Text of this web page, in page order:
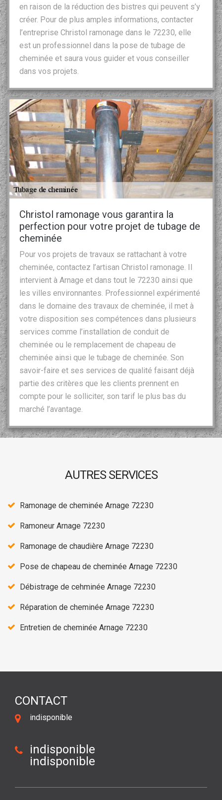
en raison de la réduction des bistres qui peuvent s’y
créer. Pour de plus amples informations, contacter
l’entreprise Christol ramonage dans le 72230, elle
est un professionnel dans la pose de tubage de
cheminée et saura vous guider et vous conseiller
dans vos projets.
Christol ramonage vous garantira la
perfection pour votre projet de tubage de
cheminée
Pour vos projets de travaux se rattachant à votre
cheminée, contactez l’artisan Christol ramonage. Il
intervient à Arnage et dans tout le 72230 ainsi que
les villes environnantes. Professionnel expérimenté
dans le domaine des travaux de cheminée, il met à
votre disposition ses compétences dans plusieurs
services comme l’installation de conduit de
cheminée ou le remplacement de chapeau de
cheminée ainsi que le tubage de cheminée. Son
savoir-faire et ses services de qualité faisant déjà
partie des critères que les clients prennent en
compte pour le solliciter, son tarif le plus bas du
marché l’avantage.
AUTRES SERVICES
Ramonage de cheminée Arnage 72230
Ramoneur Arnage 72230
Ramonage de chaudière Arnage 72230
Pose de chapeau de cheminée Arnage 72230
Débistrage de cehminée Arnage 72230
Réparation de cheminée Arnage 72230
Entretien de cheminée Arnage 72230
CONTACT
indisponible
indisponible
indisponible